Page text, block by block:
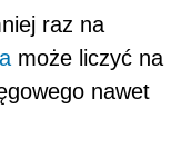
raz na
może liczyć na
nawet